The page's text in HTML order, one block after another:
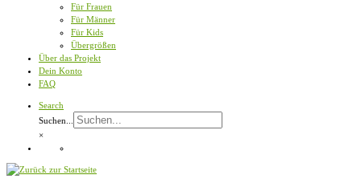
Für Frauen
Für Männer
Für Kids
Übergrößen
Über das Projekt
Dein Konto
FAQ
Search
Suchen...
×